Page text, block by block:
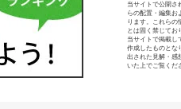
当サイトで公開さ
らの配置・編集お
ります。これらの
とは固く禁じてお
当サイトで掲載し
作成したものとな
出された見解・感
いた上でご覧くだ